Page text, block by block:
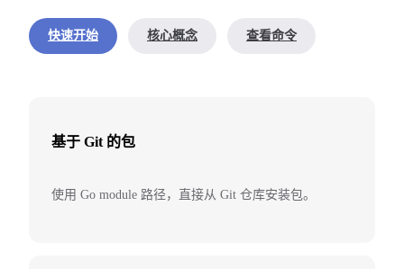
快速开始 核心概念 查看命令
基于 Git 的包
使用 Go module 路径，直接从 Git 仓库安装包。